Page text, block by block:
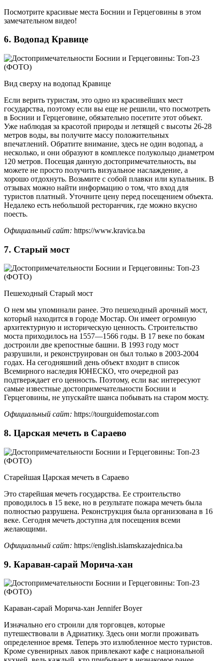
Посмотрите красивые места Боснии и Герцеговины в этом
замечательном видео!
6. Водопад Кравице
Вид сверху на водопад Кравице
Если верить туристам, это одно из красивейших мест
государства, поэтому если вы еще не решили, что посмотреть
в Боснии и Герцеговине, обязательно посетите этот объект.
Уже наблюдая за красотой природы и летящей с высоты 26-28
метров воды, вы получите массу положительных
впечатлений. Обратите внимание, здесь не один водопад, а
несколько, и они образуют в комплексе полукольцо диаметром
120 метров. Посещая данную достопримечательность, вы
можете не просто получить визуальное наслаждение, а
хорошо отдохнуть. Возьмите с собой плавки или купальник. В
отзывах можно найти информацию о том, что вход для
туристов платный. Уточните цену перед посещением объекта.
Недалеко есть небольшой ресторанчик, где можно вкусно
поесть.
Официальный сайт: https://www.kravica.ba
7. Старый мост
Пешеходный Старый мост
О нем мы упоминали ранее. Это пешеходный арочный мост,
который находится в городе Мостар. Он имеет огромную
архитектурную и историческую ценность. Строительство
моста приходилось на 1557—1566 годы. В 17 веке по бокам
достроили две крепостные башни. В 1993 году мост
разрушили, и реконструирован он был только в 2003-2004
годах. На сегодняшний день объект входит в список
Всемирного наследия ЮНЕСКО, что очередной раз
подтверждает его ценность. Поэтому, если вас интересуют
самые известные достопримечательности Боснии и
Герцеговины, не упускайте шанса побывать на старом мосту.
Официальный сайт: https://tourguidemostar.com
8. Царская мечеть в Сараево
Старейшая Царская мечеть в Сараево
Это старейшая мечеть государства. Ее строительство
проводилось в 15 веке, но в результате пожара мечеть была
полностью разрушена. Реконструкция была организована в 16
веке. Сегодня мечеть доступна для посещения всеми
желающими.
Официальный сайт: https://english.islamskazajednica.ba
9. Караван-сарай Морича-хан
Караван-сарай Морича-хан Jennifer Boyer
Изначально его строили для торговцев, которые
путешествовали в Адриатику. Здесь они могли проживать
определенное время. Теперь это излюбленное место туристов.
Кроме сувенирных лавок привлекают кафе с национальной